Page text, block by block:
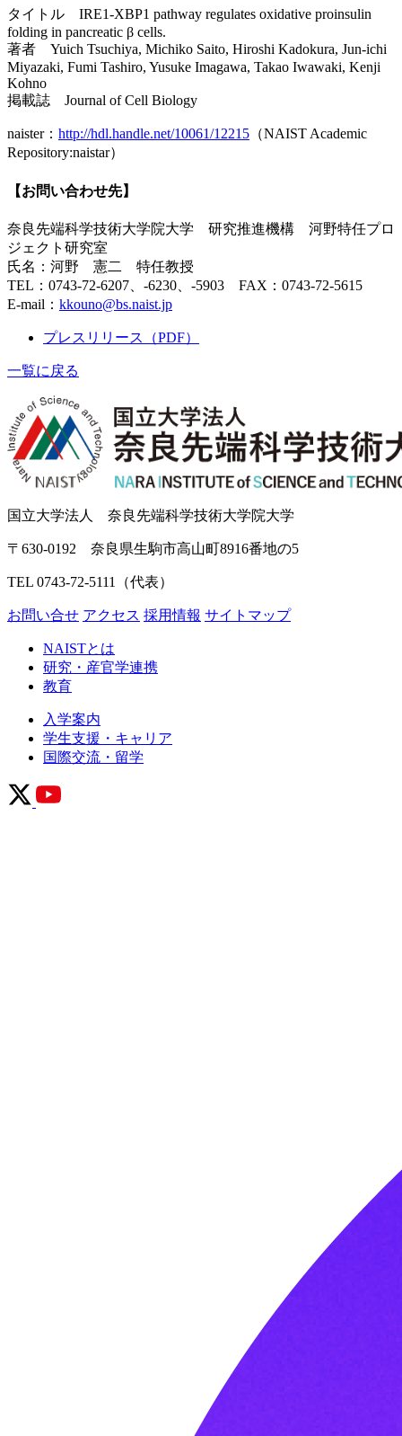
タイトル IRE1-XBP1 pathway regulates oxidative proinsulin
folding in pancreatic β cells.
著者 Yuich Tsuchiya, Michiko Saito, Hiroshi Kadokura, Jun-ichi
Miyazaki, Fumi Tashiro, Yusuke Imagawa, Takao Iwawaki, Kenji
Kohno
掲載誌 Journal of Cell Biology
naister： http://hdl.handle.net/10061/12215 （NAIST Academic
Repository:naistar）
【お問い合わせ先】
奈良先端科学技術大学院大学 研究推進機構 河野特任プロ
ジェクト研究室
氏名：河野 憲二 特任教授
TEL：0743-72-6207、-6230、-5903 FAX：0743-72-5615
E-mail： kkouno@bs.naist.jp
プレスリリース（PDF）
一覧に戻る
国立大学法人 奈良先端科学技術大学院大学
〒630-0192 奈良県生駒市高山町8916番地の5
TEL 0743-72-5111（代表）
お問い合せ アクセス 採用情報 サイトマップ
NAISTとは
研究・産官学連携
教育
入学案内
学生支援・キャリア
国際交流・留学